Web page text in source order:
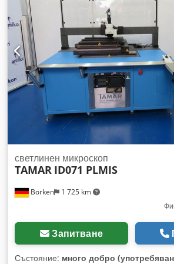
Borken 1 725 km
светлинен микроскоп
TAMAR ID071 PLMIS
Запитване
Състояние: много добро